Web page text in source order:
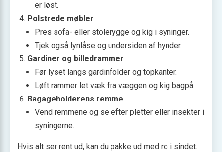
er løst.
Polstrede møbler
Pres sofa- eller stolerygge og kig i syninger.
Tjek også lynlåse og undersiden af hynder.
Gardiner og billedrammer
Før lyset langs gardinfolder og topkanter.
Løft rammer let væk fra væggen og kig bagpå.
Bagageholderens remme
Vend remmene og se efter pletter eller insekter i
syningerne.
Hvis alt ser rent ud, kan du pakke ud med ro i sindet.